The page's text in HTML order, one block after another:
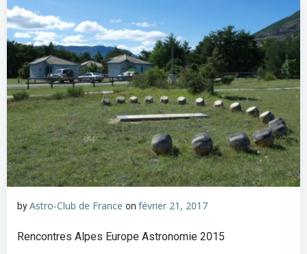
byAstro-Club de France on février 21, 2017
Rencontres Alpes Europe Astronomie 2015